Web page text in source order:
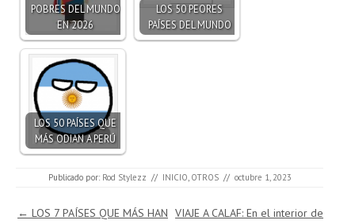
POBRES DEL MUNDO
EN 2026
LOS 50 PEORES
PAÍSES DEL MUNDO
LOS 50 PAÍSES QUE
MÁS ODIAN A PERÚ
Publicado por: Rod Stylezz // INICIO OTROS // octubre 1, 2023
Navegación de entradas
← LOS 7 PAÍSES QUE MÁS HAN VIAJE A CALAF: En el interior de